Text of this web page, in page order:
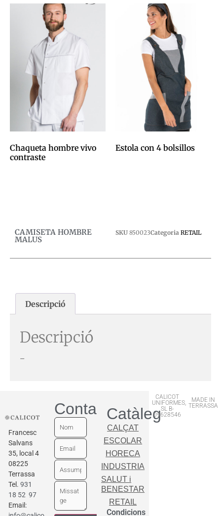
Chaqueta hombre vivo
contraste
Estola con 4 bolsillos
CAMISETA HOMBRE
MALUS
SKU 850023Categoria RETAIL
Descripció
Descripció
–
Francesc
Salvans
35, local 4
08225
Terrassa
Tel. 931
18 52 97
Email:
ContactarCatàleg
CALÇAT
ESCOLAR
HORECA
INDUSTRIA
SALUT i
BENESTAR
RETAIL
Condicions
CALICOT
UNIFORMES,
SL B-
09628546
MADE IN
TERRASSA